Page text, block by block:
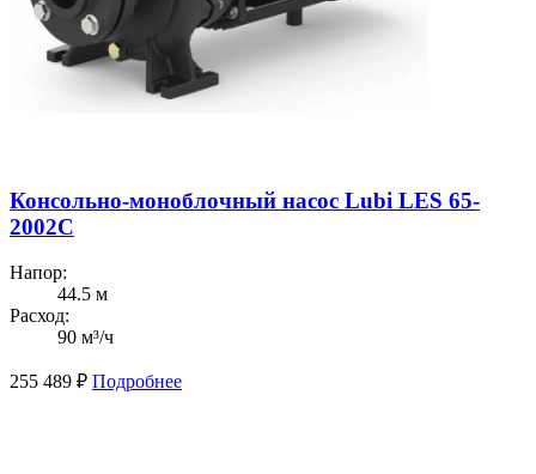
Консольно-моноблочный насос Lubi LES 65-
2002C
Напор:
44.5 м
Расход:
90 м³/ч
255 489 ₽ Подробнее